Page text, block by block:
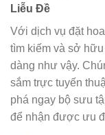
Liễu Đề
Với dịch vụ đặt
tìm kiếm và sở
dàng như vậy.
sắm trực tuyến
phá ngay bộ sưu
để nhận được ưu